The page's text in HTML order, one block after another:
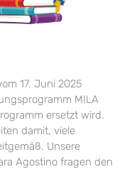
17. Juni 2025
MILA
ersetzt wird.
damit, viele
Unsere
Agostino fragen den